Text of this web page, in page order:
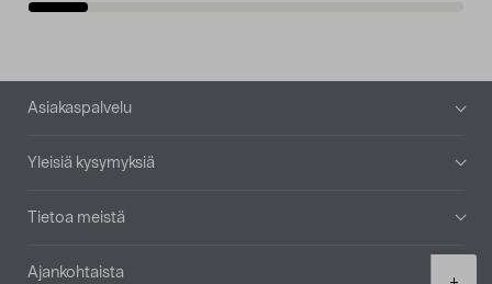
Alatunniste
Asiakaspalvelu
Yleisiä kysymyksiä
Tietoa meistä
Ajankohtaista